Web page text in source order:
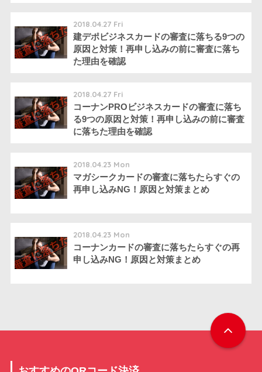
2018.04.27 Fri
建デポビジネスカードの審査に落ちる9つの
原因と対策！再申し込みの前に審査に落ち
た理由を確認
2018.04.27 Fri
コーナンPROビジネスカードの審査に落ち
る9つの原因と対策！再申し込みの前に審査
に落ちた理由を確認
2018.04.23 Mon
マガシークカードの審査に落ちたらすぐの
再申し込みNG！原因と対策まとめ
2018.04.23 Mon
コーナンカードの審査に落ちたらすぐの再
申し込みNG！原因と対策まとめ